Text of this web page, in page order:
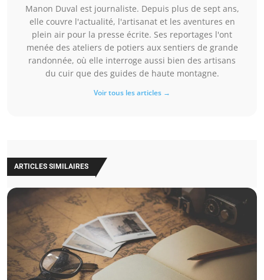
Manon Duval est journaliste. Depuis plus de sept ans,
elle couvre l'actualité, l'artisanat et les aventures en
plein air pour la presse écrite. Ses reportages l'ont
menée des ateliers de potiers aux sentiers de grande
randonnée, où elle interroge aussi bien des artisans
du cuir que des guides de haute montagne.
Voir tous les articles →
ARTICLES SIMILAIRES